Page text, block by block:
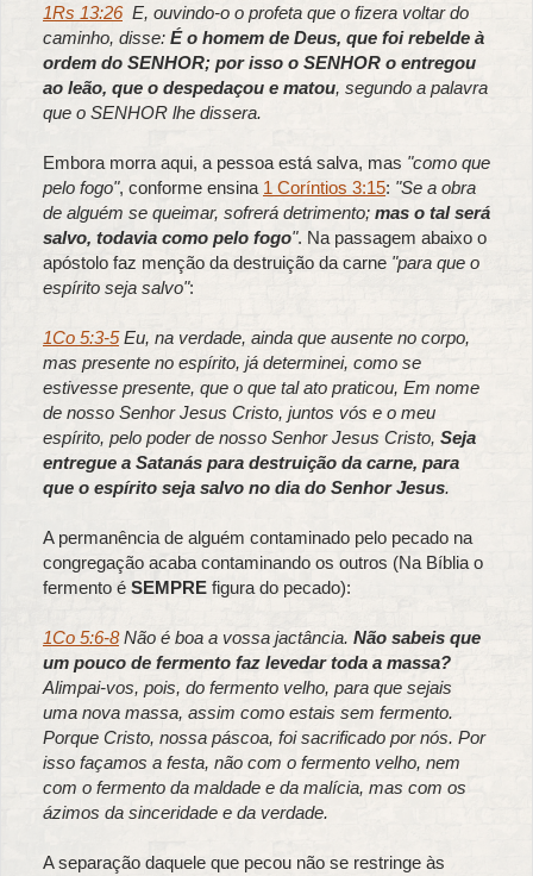
1Rs 13:26E, ouvindo-o o profeta que o fizera voltar do
caminho, disse: É o homem de Deus, que foi rebelde à
ordem do SENHOR; por isso o SENHOR o entregou
ao leão, que o despedaçou e matou, segundo a palavra
que o SENHOR lhe dissera.
Embora morra aqui, a pessoa está salva, mas "como que
pelo fogo", conforme ensina 1 Coríntios 3:15: "Se a obra
de alguém se queimar, sofrerá detrimento; mas o tal será
salvo, todavia como pelo fogo". Na passagem abaixo o
apóstolo faz menção da destruição da carne "para que o
espírito seja salvo":
1Co 5:3-5Eu, na verdade, ainda que ausente no corpo,
mas presente no espírito, já determinei, como se
estivesse presente, que o que tal ato praticou, Em nome
de nosso Senhor Jesus Cristo, juntos vós e o meu
espírito, pelo poder de nosso Senhor Jesus Cristo, Seja
entregue a Satanás para destruição da carne, para
que o espírito seja salvo no dia do Senhor Jesus.
A permanência de alguém contaminado pelo pecado na
congregação acaba contaminando os outros (Na Bíblia o
fermento é SEMPRE figura do pecado):
1Co 5:6-8Não é boa a vossa jactância. Não sabeis que
um pouco de fermento faz levedar toda a massa?
Alimpai-vos, pois, do fermento velho, para que sejais
uma nova massa, assim como estais sem fermento.
Porque Cristo, nossa páscoa, foi sacrificado por nós. Por
isso façamos a festa, não com o fermento velho, nem
com o fermento da maldade e da malícia, mas com os
ázimos da sinceridade e da verdade.
A separação daquele que pecou não se restringe às